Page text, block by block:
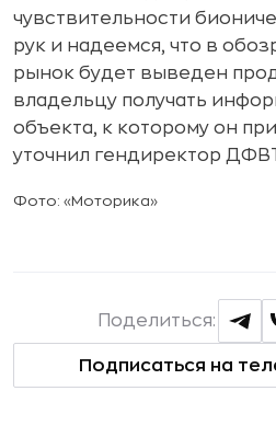
чувствительности
рук и надеемся, что в
рынок будет выведен
владельцу получать
объекта, к которому он
уточнил гендиректор
Фото: «Моторика»
Подписаться на
Поделиться: